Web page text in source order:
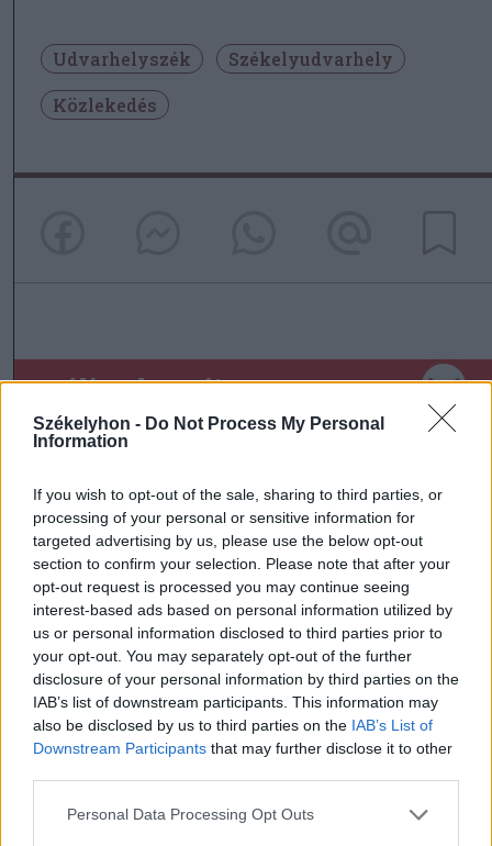
Székelyhon - Do Not Process My Personal
Information
If you wish to opt-out of the sale, sharing to third parties, or
processing of your personal or sensitive information for
targeted advertising by us, please use the below opt-out
section to confirm your selection. Please note that after your
opt-out request is processed you may continue seeing
interest-based ads based on personal information utilized by
us or personal information disclosed to third parties prior to
your opt-out. You may separately opt-out of the further
disclosure of your personal information by third parties on the
IAB’s list of downstream participants. This information may
also be disclosed by us to third parties on the IAB’s List of
Downstream Participants that may further disclose it to other
Personal Data Processing Opt Outs
Udvarhelyszék
Székelyudvarhely
Közlekedés
szóljon hozzá!
Ezek is érdekelhetik
Székelyhon
Húsdarálógépbe szorult egy
kétéves gyerek keze, a
tűzoltókra is szükség volt a
műtőben
Székelyhon
Tizenegy település maradhat
víz nélkül Udvarhelyszéken